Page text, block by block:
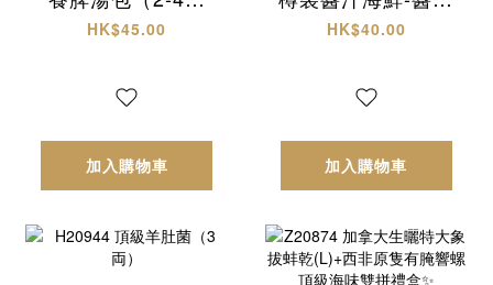
份）
HK$45.00
加入購物車
螺肉
HK$40.00
加入購物車